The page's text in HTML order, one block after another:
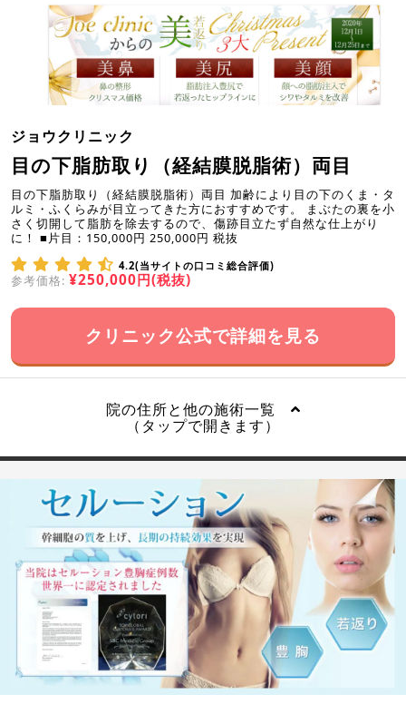
ジョウクリニック
目の下脂肪取り（経結膜脱脂術）両目
目の下脂肪取り（経結膜脱脂術）両目 加齢により目の下のくま・タ
ルミ・ふくらみが目立ってきた方におすすめです。 まぶたの裏を小
さく切開して脂肪を除去するので、傷跡目立たず自然な仕上がり
に！ ■片目：150,000円 250,000円 税抜
4.2(当サイトの口コミ総合評価)
参考価格: ¥250,000円(税抜)
クリニック公式で詳細を見る
院の住所と他の施術一覧
（タップで開きます）